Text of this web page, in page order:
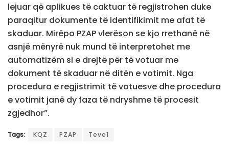
lejuar që aplikues të caktuar të regjistrohen duke
paraqitur dokumente të identifikimit me afat të
skaduar. Mirëpo PZAP vlerëson se kjo rrethanë në
asnjë mënyrë nuk mund të interpretohet me
automatizëm si e drejtë për të votuar me
dokument të skaduar në ditën e votimit. Nga
procedura e regjistrimit të votuesve dhe procedura
e votimit janë dy faza të ndryshme të procesit
zgjedhor”.
Tags: KQZ PZAP Teve1